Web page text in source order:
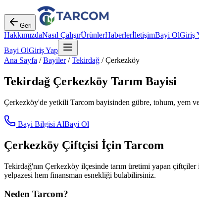
Geri
HakkımızdaNasıl ÇalışırÜrünlerHaberlerİletişimBayi OlGiriş
Bayi OlGiriş Yap
Ana Sayfa /Bayiler/Tekirdağ /Çerkezköy
Tekirdağ Çerkezköy Tarım Bayisi
Çerkezköy'de yetkili Tarcom bayisinden gübre, tohum, yem ve
Bayi Bilgisi AlBayi Ol
Çerkezköy Çiftçisi İçin Tarcom
Tekirdağ'nın Çerkezköy ilçesinde tarım üretimi yapan
yelpazesi hem finansman esnekliği bulabilirsiniz.
Neden Tarcom?